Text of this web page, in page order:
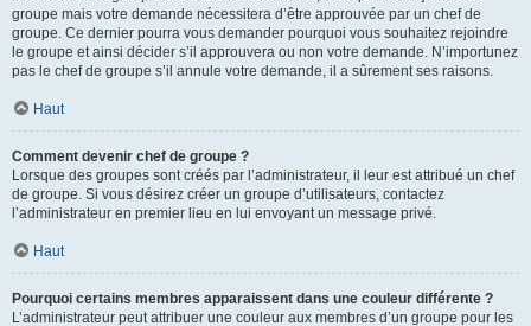
groupe mais votre demande nécessitera d’être approuvée par un chef de
groupe. Ce dernier pourra vous demander pourquoi vous souhaitez rejoindre
le groupe et ainsi décider s’il approuvera ou non votre demande. N’importunez
pas le chef de groupe s’il annule votre demande, il a sûrement ses raisons.
Haut
Comment devenir chef de groupe ?
Lorsque des groupes sont créés par l’administrateur, il leur est attribué un chef
de groupe. Si vous désirez créer un groupe d’utilisateurs, contactez
l’administrateur en premier lieu en lui envoyant un message privé.
Haut
Pourquoi certains membres apparaissent dans une couleur différente ?
L’administrateur peut attribuer une couleur aux membres d’un groupe pour les